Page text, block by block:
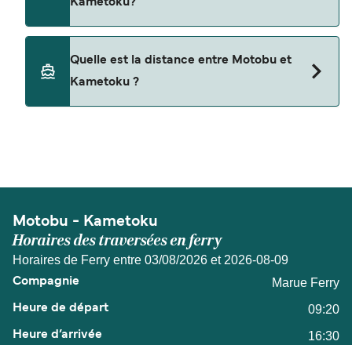
Kametoku?
pas autorisés à bord pour les traversées entre
Quelle est la distance entre Motobu et
Kametoku ?
Motobu - Kametoku
Horaires des traversées en ferry
Horaires de Ferry entre 03/08/2026 et 2026-08-09
Marue Ferry
09:20
16:30